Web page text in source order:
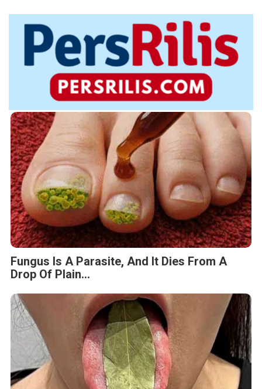
Fungus Is A Parasite, And It Dies From A
Drop Of Plain...